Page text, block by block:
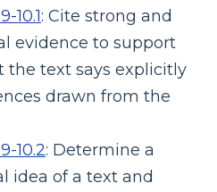
10.1: Cite strong and
evidence to support
the text says explicitly
drawn from the
10.2: Determine a
idea of a text and